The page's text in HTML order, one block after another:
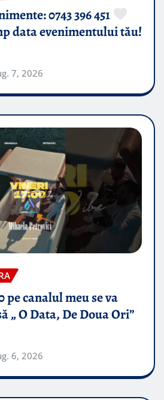
0743 396 451
data evenimentului tău!
7, 2026
pe canalul meu se va
„ O Data, De Doua Ori”
6, 2026